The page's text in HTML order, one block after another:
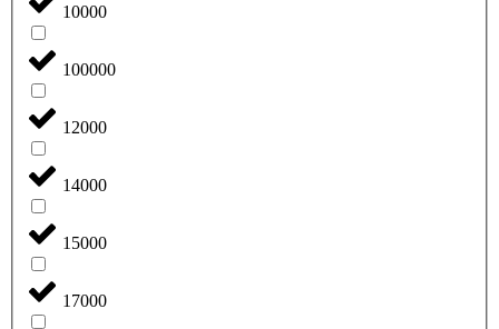
10000
100000
12000
14000
15000
17000